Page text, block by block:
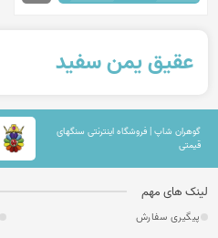
عقیق یمن سفید
گوهران شاپ | فروشگاه اینترنتی سنگهای
قیمتی
لینک های مهم
پیگیری سفارش